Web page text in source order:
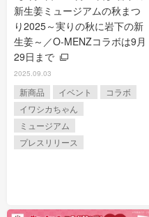
新生姜ミュージアムの秋まつ
り2025～実りの秋に岩下の新
生姜～／O-MENZコラボは9月
29日まで
2025.09.03
新商品 イベント
コラボ
イワシカちゃん
ミュージアム
プレスリリース